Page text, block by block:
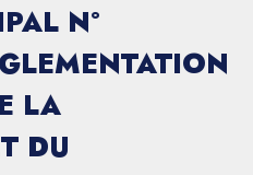
N°
LA
DU